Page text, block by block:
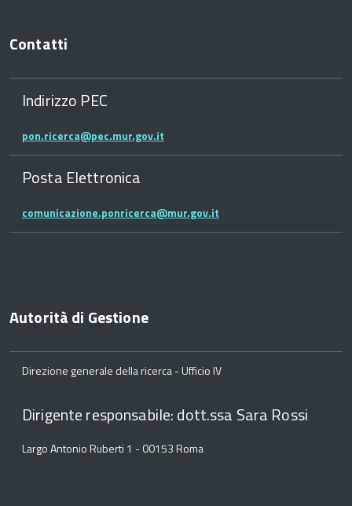
Contatti
Indirizzo PEC
pon.ricerca@pec.mur.gov.it
Posta Elettronica
comunicazione.ponricerca@mur.gov.it
Autorità di Gestione
Direzione generale della ricerca - Ufficio IV
Dirigente responsabile: dott.ssa Sara Rossi
Largo Antonio Ruberti 1 - 00153 Roma